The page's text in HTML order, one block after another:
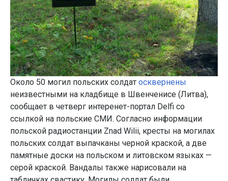
Около 50 могил польских солдат осквернены
неизвестными на кладбище в Швенченисе (Литва),
сообщает в четверг интеренет-портал Delfi со
ссылкой на польские СМИ. Согласно информации
польской радиостанции Znad Wilii, кресты на могилах
польских солдат выпачканы черной краской, а две
памятные доски на польском и литовском языках —
серой краской. Вандалы также нарисовали на